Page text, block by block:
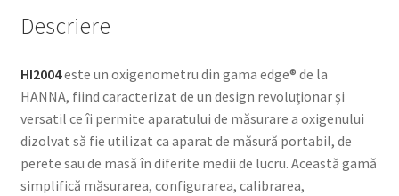
Descriere
HI2004este un oxigenometru din gama edge® de la
HANNA, fiind caracterizat de un design revoluționar și
versatil ce îi permite aparatului de măsurare a oxigenului
dizolvat să fie utilizat ca aparat de măsură portabil, de
perete sau de masă în diferite medii de lucru. Această gamă
simplifică măsurarea, configurarea, calibrarea,